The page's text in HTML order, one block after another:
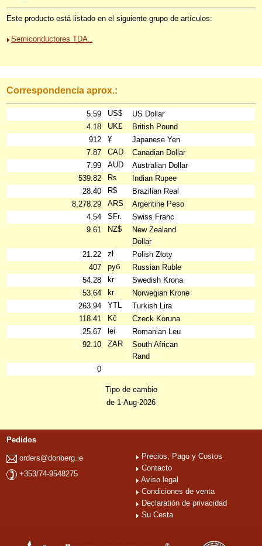
Este producto está listado en el siguiente grupo de artículos:
Semiconductores TDA..
Correspondencia aprox.:
5.59 US$
US Dollar
4.18
UK£
British Pound
912
¥
Japanese Yen
7.87
CAD
Canadian Dollar
7.99
AUD
Australian Dollar
539.82
₨
Indian Rupee
28.40
R$
Brazilian Real
8,278.29
ARS
Argentine Peso
4.54
SFr.
Swiss Franc
9.61
NZ$
New Zealand
Dollar
21.22
zł
Polish Złoty
407
руб
Russian Ruble
54.28
kr
Swedish Krona
53.64
kr
Norwegian Krone
263.94
YTL
Turkish Lira
118.41
Kč
Czeck Koruna
25.67
lei
Romanian Leu
92.10
ZAR
South African
Rand
0
Tipo de cambio
de 1-Aug-2026
Pedidos
orders@donberg.ie
+353/74-9548275
Precios, Pago y Costos
Contacto
Aviso legal
Condiciones de venta
Declaratión de privacidad
Su Cesta